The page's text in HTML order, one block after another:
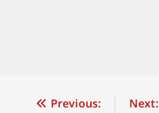
Previous: Next: